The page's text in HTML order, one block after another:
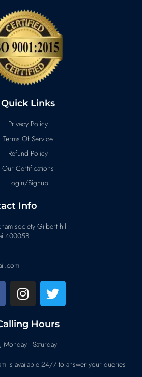
Quick Links
Privacy Policy
Terms Of Service
Refund Policy
Our Certifications
Login/Signup
Info
society Gilbert hill
400058
Hours
- Saturday
is available 24/7 to answer your queries